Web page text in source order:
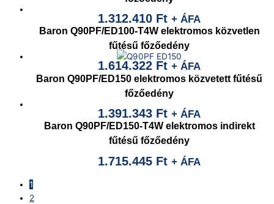
1.312.410 Ft + ÁFA
Baron Q90PF/ED100-T4W elektromos közvetlen
fűtésű főzőedény
1.614.322 Ft + ÁFA
Baron Q90PF/ED150 elektromos közvetett fűtésű
főzőedény
1.391.343 Ft + ÁFA
Baron Q90PF/ED150-T4W elektromos indirekt
fűtésű főzőedény
1.715.445 Ft + ÁFA
1
2